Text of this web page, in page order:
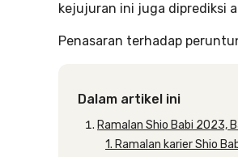
kejujuran ini juga diprediksi
Penasaran terhadap
Dalam artikel ini
Ramalan Shio Babi 2023,
1. Ramalan karier Shio